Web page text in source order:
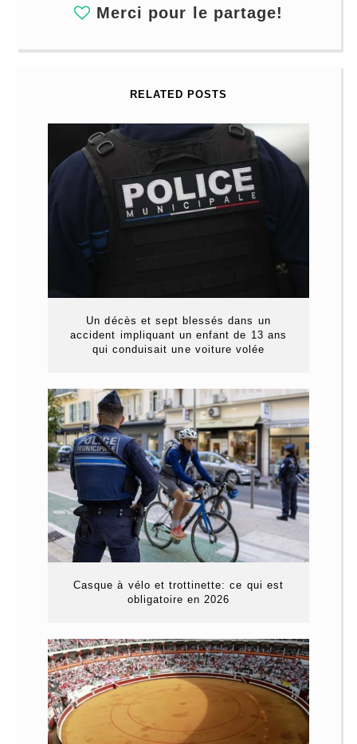
Merci pour le partage!
RELATED POSTS
Un décès et sept blessés dans un
accident impliquant un enfant de 13 ans
qui conduisait une voiture volée
Casque à vélo et trottinette: ce qui est
obligatoire en 2026